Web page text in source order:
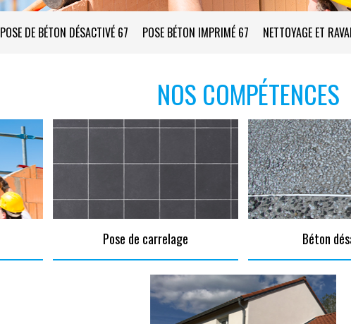
POSE DE BÉTON DÉSACTIVÉ 67 POSE BÉTON IMPRIMÉ 67 NETTOYAGE ET
NOS COMPÉTENCES
Pose de carrelage Béton